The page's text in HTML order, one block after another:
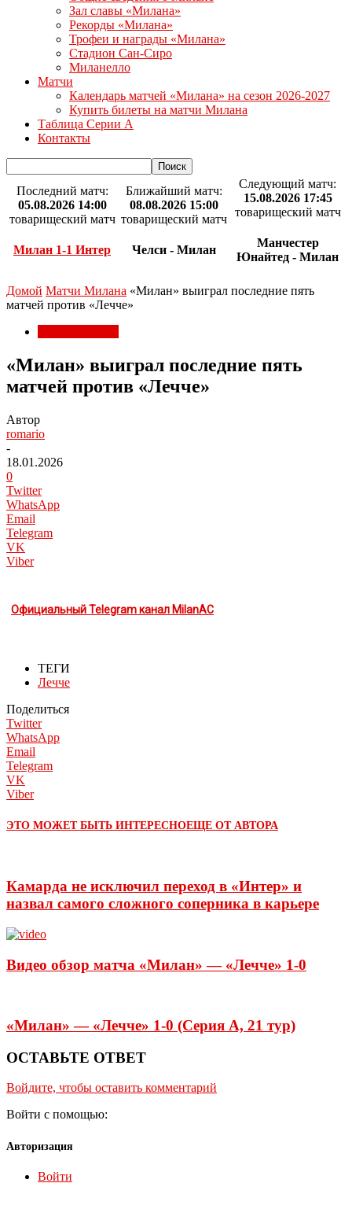
Зал славы «Милана»
Рекорды «Милана»
Трофеи и награды «Милана»
Стадион Сан-Сиро
Миланелло
Матчи
Календарь матчей «Милана» на сезон 2026-2027
Купить билеты на матчи Милана
Таблица Серии А
Контакты
Последний матч:
05.08.2026 14:00
товарищеский матч
Милан 1-1 Интер
Ближайший матч:
08.08.2026 15:00
товарищеский матч
Челси - Милан
Следующий матч:
15.08.2026 17:45
товарищеский матч
Манчестер
Юнайтед - Милан
Домой Матчи Милана «Милан» выиграл последние пять
матчей против «Лечче»
«Милан» выиграл последние пять
матчей против «Лечче»
Автор
romario
-
18.01.2026
0
Twitter
WhatsApp
Email
Telegram
VK
Viber
Официальный Telegram канал MilanAC
ТЕГИ
Лечче
Поделиться
Twitter
WhatsApp
Email
Telegram
VK
Viber
ЭТО МОЖЕТ БЫТЬ ИНТЕРЕСНОЕЩЕ ОТ АВТОРА
Камарда не исключил переход в «Интер» и
назвал самого сложного соперника в карьере
Видео обзор матча «Милан» — «Лечче» 1-0
«Милан» — «Лечче» 1-0 (Серия А, 21 тур)
ОСТАВЬТЕ ОТВЕТ
Войдите, чтобы оставить комментарий
Войти с помощью:
Авторизация
Войти